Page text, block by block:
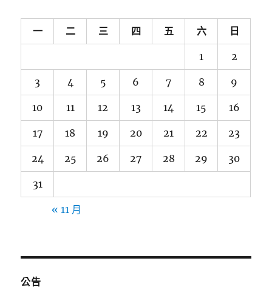
一 二 三 四 五 六 日
1 2
3 4 5 6 7 8 9
10 11 12 13 14 15 16
17 18 19 20 21 22 23
24 25 26 27 28 29 30
31
« 11 月
公告